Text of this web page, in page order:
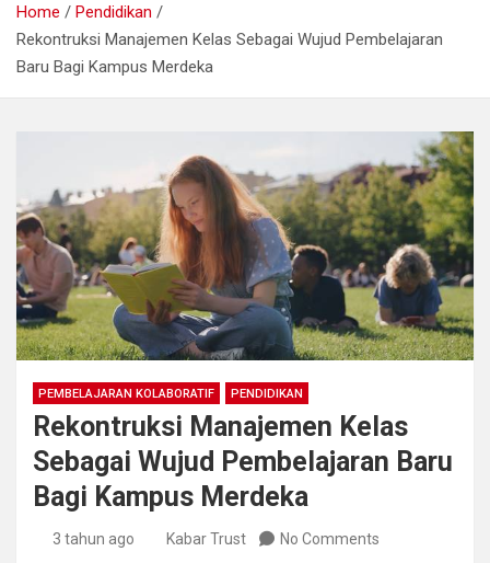
Home
Pendidikan
Rekontruksi Manajemen Kelas Sebagai Wujud Pembelajaran
Baru Bagi Kampus Merdeka
PEMBELAJARAN KOLABORATIF PENDIDIKAN
Rekontruksi Manajemen Kelas
Sebagai Wujud Pembelajaran Baru
Bagi Kampus Merdeka
3 tahun ago Kabar Trust No Comments